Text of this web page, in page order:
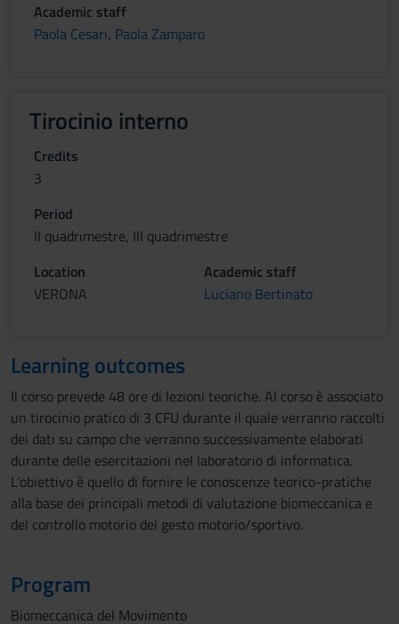
Academic staff
Paola Cesari, Paola Zamparo
Tirocinio interno
Credits
3
Period
II quadrimestre, III quadrimestre
Location
VERONA
Academic staff
Luciano Bertinato
Learning outcomes
Il corso prevede 48 ore di lezioni teoriche. Al corso è associato
un tirocinio pratico di 3 CFU durante il quale verranno raccolti
dei dati su campo che verranno successivamente elaborati
durante delle esercitazioni nel laboratorio di informatica.
L’obiettivo è quello di fornire le conoscenze teorico-pratiche
alla base dei principali metodi di valutazione biomeccanica e
del controllo motorio del gesto motorio/sportivo.
Program
Biomeccanica del Movimento